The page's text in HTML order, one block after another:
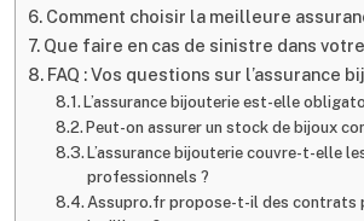
Comment choisir la meilleure
Que faire en cas de sinistre dans
FAQ : Vos questions sur l’assurance
L’assurance bijouterie est-elle
Peut-on assurer un stock de bijoux
L’assurance bijouterie couvre-t-elle
professionnels ?
Assupro.fr propose-t-il des contrats